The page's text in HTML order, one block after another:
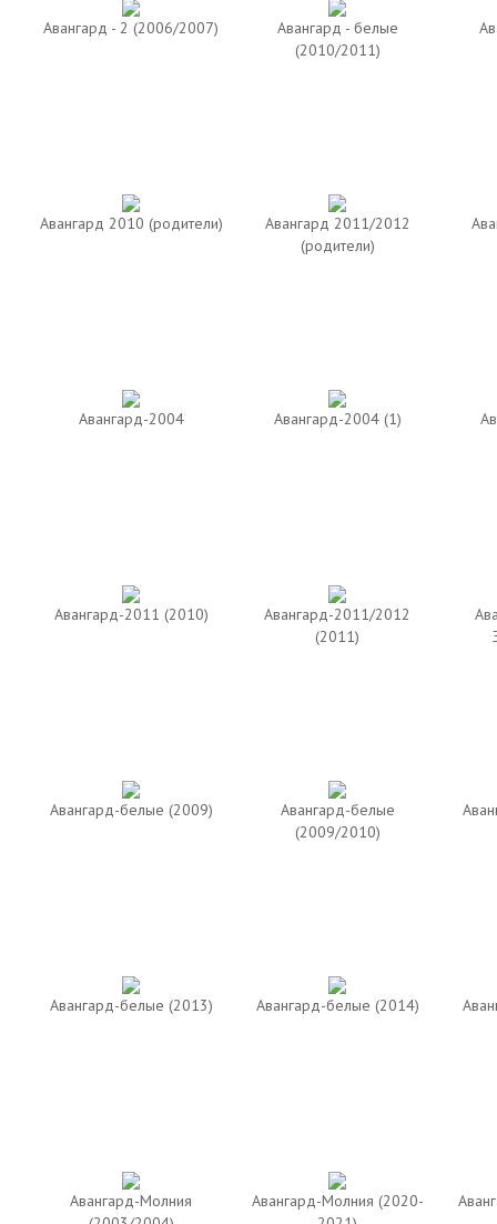
Авангард - 2 (2006/2007)
Авангард - белые
(2010/2011)
Авангард 2010 (родители)
Авангард 2011/2012
(родители)
Авангард-2004 Авангард-2004 (1)
Авангард-2011 (2010)
Авангард-2011/2012
(2011)
Авангард-белые (2009)
Авангард-белые
(2009/2010)
Авангард-белые (2013) Авангард-белые (2014)
Авангард-Молния
Авангард-Молния (2020-